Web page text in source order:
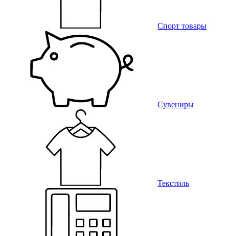
Спорт товары
Сувениры
Текстиль